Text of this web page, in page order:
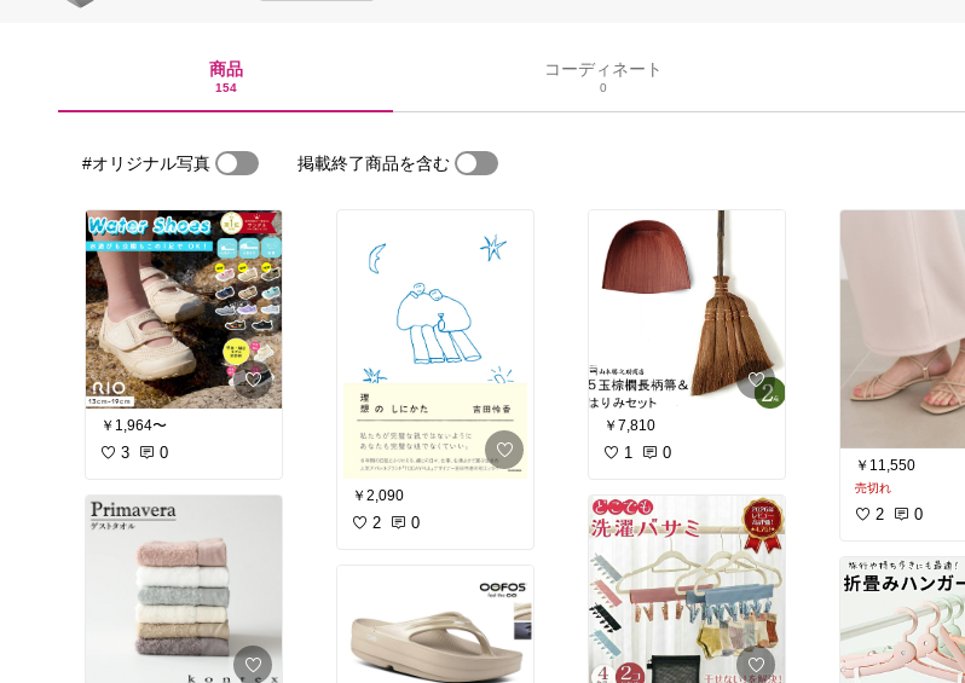
商品
154
コーディネート
0
#オリジナル写真 掲載終了商品を含む
￥1,964〜
3 0
￥2,090
2 0
￥7,810
1 0
￥11,550
売切れ
2 0